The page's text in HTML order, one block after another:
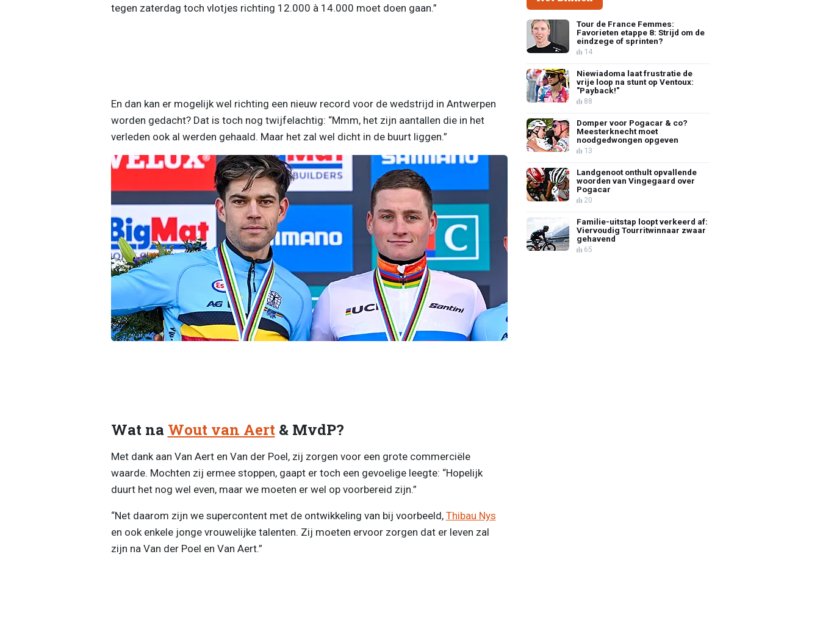
tegen zaterdag toch vlotjes richting 12.000 à 14.000 moet doen gaan.”
En dan kan er mogelijk wel richting een nieuw record voor de wedstrijd in Antwerpen
worden gedacht? Dat is toch nog twijfelachtig: “Mmm, het zijn aantallen die in het
verleden ook al werden gehaald. Maar het zal wel dicht in de buurt liggen.”
Wat na Wout van Aert& MvdP?
Met dank aan Van Aert en Van der Poel, zij zorgen voor een grote commerciële
waarde. Mochten zij ermee stoppen, gaapt er toch een gevoelige leegte: “Hopelijk
duurt het nog wel even, maar we moeten er wel op voorbereid zijn.”
“Net daarom zijn we supercontent met de ontwikkeling van bij voorbeeld, Thibau Nys
en ook enkele jonge vrouwelijke talenten. Zij moeten ervoor zorgen dat er leven zal
zijn na Van der Poel en Van Aert.”
Tour de France Femmes:
Favorieten etappe 8: Strijd om de
eindzege of sprinten?
14
Niewiadoma laat frustratie de
vrije loop na stunt op Ventoux:
"Payback!"
88
Domper voor Pogacar & co?
Meesterknecht moet
noodgedwongen opgeven
13
Landgenoot onthult opvallende
woorden van Vingegaard over
Pogacar
20
Familie-uitstap loopt verkeerd af:
Viervoudig Tourritwinnaar zwaar
gehavend
65